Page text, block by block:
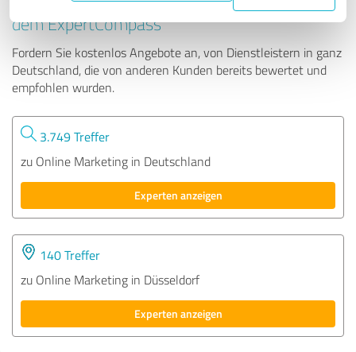
dem ExpertCompass
Fordern Sie kostenlos Angebote an, von Dienstleistern in ganz
Deutschland, die von anderen Kunden bereits bewertet und
empfohlen wurden.
3.749 Treffer
zu Online Marketing in Deutschland
Experten anzeigen
140 Treffer
zu Online Marketing in Düsseldorf
Experten anzeigen